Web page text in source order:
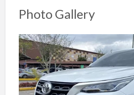
Photo Gallery